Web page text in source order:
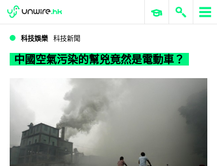
中國空氣污染的幫兇竟然是電動車？
WWDC 2026 ERP 與商業 AI
科技娛樂 科技新聞
中國空氣污染的幫兇竟然是電動車？